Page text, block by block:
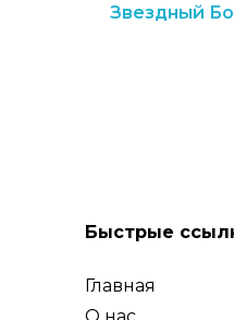
Звездный
Быстрые
Главная